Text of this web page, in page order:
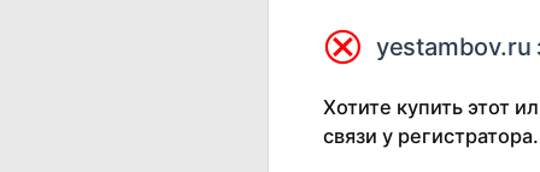
⮿ yestambov.ru
Хотите купить этот
связи у регистратора.